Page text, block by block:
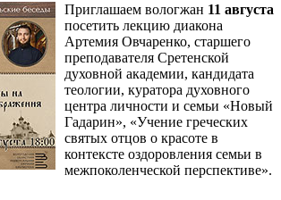
Приглашаем вологжан 11 августа
посетить лекцию диакона
Артемия Овчаренко, старшего
преподавателя Сретенской
духовной академии, кандидата
теологии, куратора духовного
центра личности и семьи «Новый
Гадарин», «Учение греческих
святых отцов о красоте в
контексте оздоровления семьи в
межпоколенческой перспективе».